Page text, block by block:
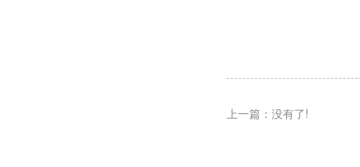
上一篇：没有了!